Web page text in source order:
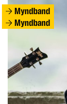
Myndband
Myndband